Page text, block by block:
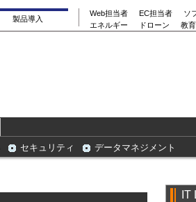
製品導入
Web担当者 EC担当者
ソ
エネルギー
ドローン 教
セキュリティ データマネジメント
IT